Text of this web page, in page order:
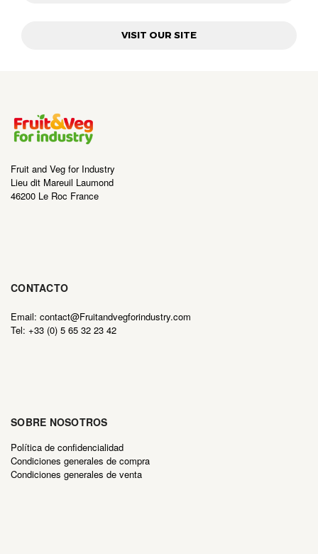
VISIT OUR SITE
Fruit and Veg for Industry
Lieu dit Mareuil Laumond
46200 Le Roc France
CONTACTO
Email: contact@Fruitandvegforindustry.com
Tel: +33 (0) 5 65 32 23 42
SOBRE NOSOTROS
Política de confidencialidad
Condiciones generales de compra
Condiciones generales de venta